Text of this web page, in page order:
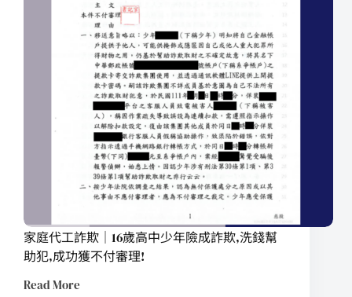
家庭代工詐欺｜16歲高中少年險成詐欺,洗錢幫
助犯,成功獲不付審理!
Read More